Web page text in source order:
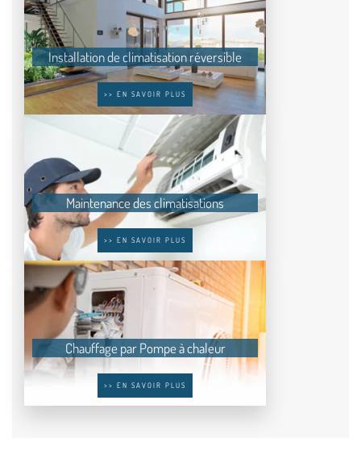
Installation de climatisation réversible
>> EN SAVOIR PLUS
Maintenance des climatisations
>> EN SAVOIR PLUS
Chauffage par Pompe à chaleur
>> EN SAVOIR PLUS